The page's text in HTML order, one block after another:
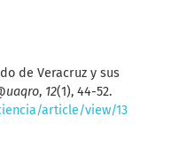
de Veracruz y sus
, 12(1), 44-52.
article/view/13